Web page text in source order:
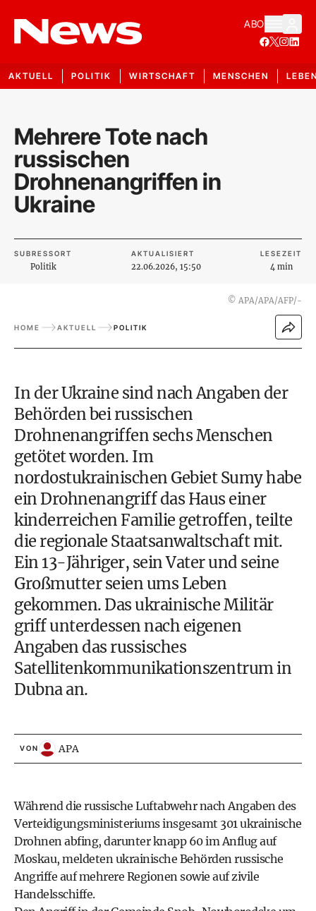
ABO
AKTUELL POLITIK WIRTSCHAFT MENSCHEN
Mehrere Tote nach
russischen
Drohnenangriffen in
Ukraine
SUBRESSORT
Politik
AKTUALISIERT
22.06.2026, 15:50
LESEZEIT
4 min
© APA/APA/AFP/-
HOME AKTUELL POLITIK
In der Ukraine sind nach Angaben der
Behörden bei russischen
Drohnenangriffen sechs Menschen
getötet worden. Im
nordostukrainischen Gebiet Sumy habe
ein Drohnenangriff das Haus einer
kinderreichen Familie getroffen, teilte
die regionale Staatsanwaltschaft mit.
Ein 13-Jähriger, sein Vater und seine
Großmutter seien ums Leben
gekommen. Das ukrainische Militär
griff unterdessen nach eigenen
Angaben das russisches
Satellitenkommunikationszentrum in
Dubna an.
VON APA
Während die russische Luftabwehr nach Angaben des
Verteidigungsministeriums insgesamt 301 ukrainische
Drohnen abfing, darunter knapp 60 im Anflug auf
Moskau, meldeten ukrainische Behörden russische
Angriffe auf mehrere Regionen sowie auf zivile
Handelsschiffe.